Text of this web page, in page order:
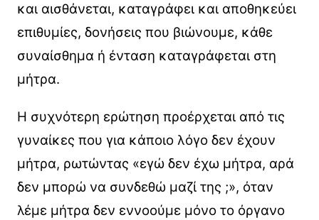
και αισθάνεται, καταγράφει και αποθηκεύει
επιθυμίες, δονήσεις που βιώνουμε, κάθε
συναίσθημα ή ένταση καταγράφεται στη
μήτρα.
Η συχνότερη ερώτηση προέρχεται από τις
γυναίκες που για κάποιο λόγο δεν έχουν
μήτρα, ρωτώντας «εγώ δεν έχω μήτρα, αρά
δεν μπορώ να συνδεθώ μαζί της ;», όταν
λέμε μήτρα δεν εννοούμε μόνο το όργανο